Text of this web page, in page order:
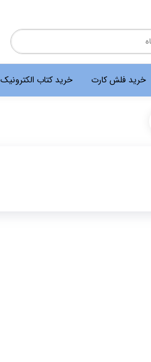
خرید فلش کارت خرید کتاب الکترونیک